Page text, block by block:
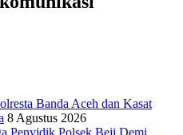
Banda Aceh dan Kasat
8 Agustus 2026